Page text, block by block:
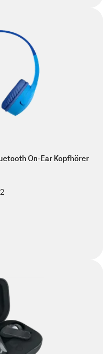
On-Ear Kopfhörer